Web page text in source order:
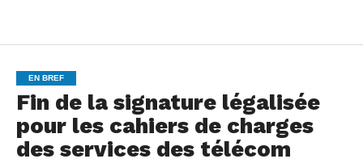
EN BREF
Fin de la signature légalisée
pour les cahiers de charges
des services des télécom